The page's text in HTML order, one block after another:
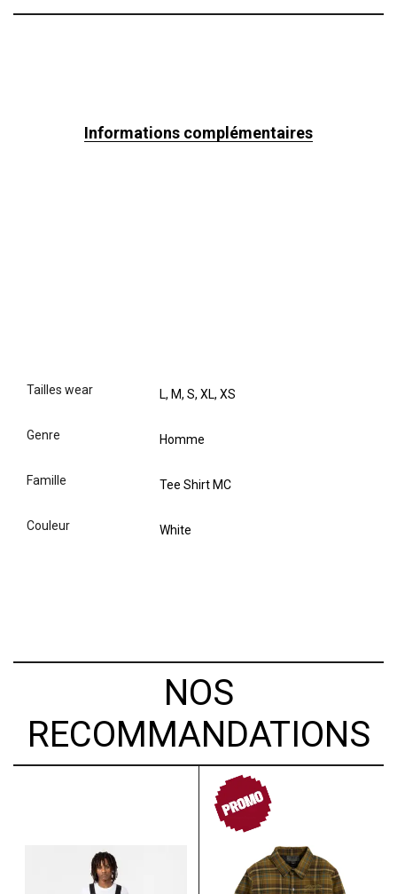
Informations complémentaires
tailles wear L, M, S, XL, XS
genre Homme
famille Tee Shirt MC
couleur White
NOS
RECOMMANDATIONS
PROMO